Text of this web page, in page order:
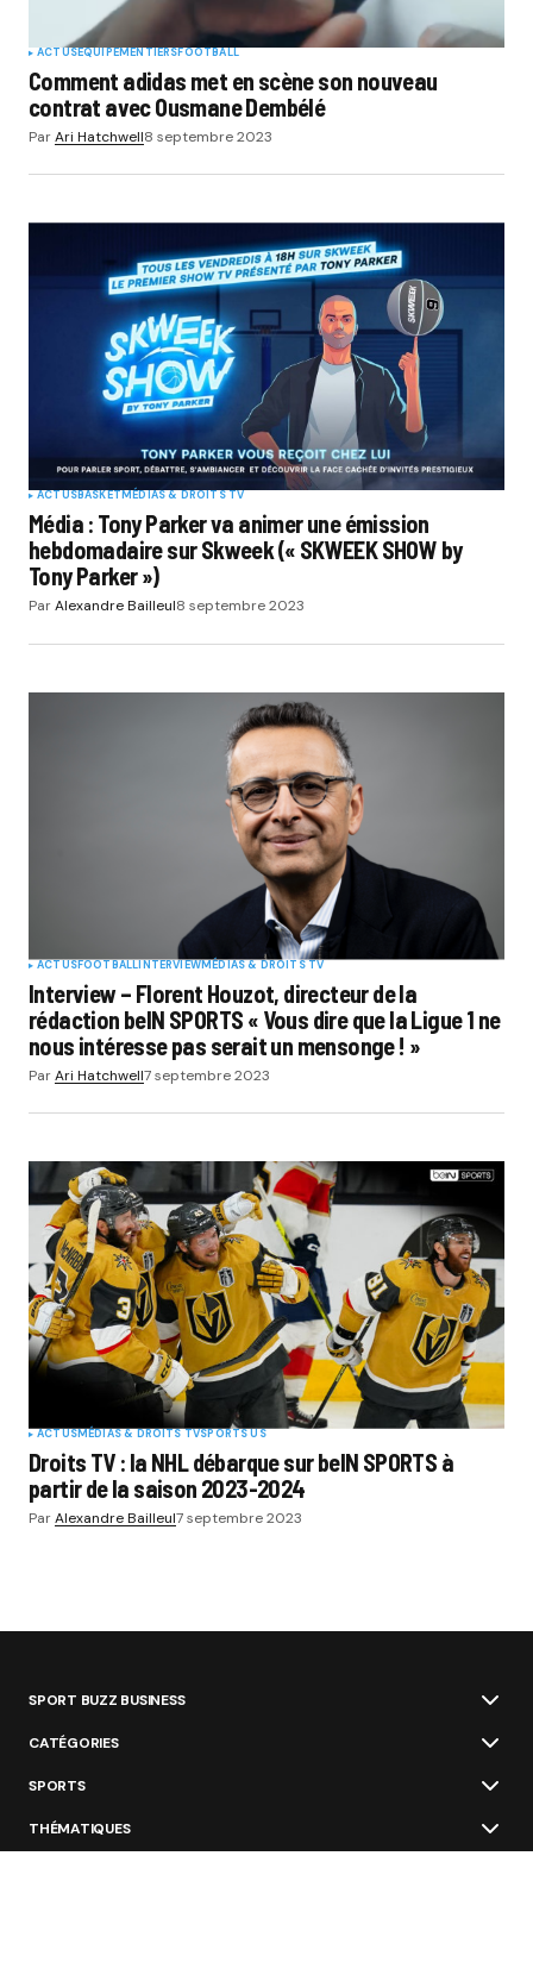
ACTUSEQUIPEMENTIERSFOOTBALL
Comment adidas met en scène son nouveau
contrat avec Ousmane Dembélé
ParAri Hatchwell8 septembre 2023
ACTUSBASKET MÉDIAS & DROITS TV
Média : Tony Parker va animer une émission
hebdomadaire sur Skweek (« SKWEEK SHOW by
Tony Parker »)
ParAlexandre Bailleul8 septembre 2023
ACTUSFOOTBALLINTERVIEWMÉDIAS & DROITS TV
Interview – Florent Houzot, directeur de la
rédaction beIN SPORTS « Vous dire que la Ligue 1 ne
nous intéresse pas serait un mensonge ! »
ParAri Hatchwell7 septembre 2023
ACTUSMÉDIAS & DROITS TVSPORTS US
Droits TV : la NHL débarque sur beIN SPORTS à
partir de la saison 2023-2024
ParAlexandre Bailleul7 septembre 2023
SPORT BUZZ BUSINESS
CATÉGORIES
SPORTS
THÉMATIQUES